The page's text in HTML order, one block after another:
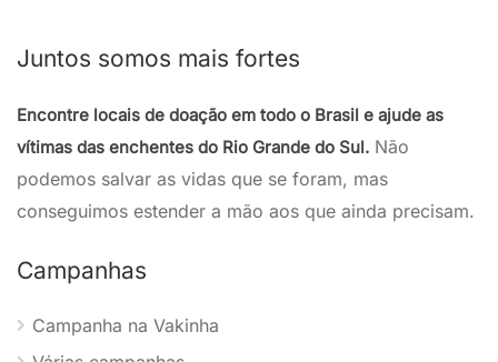
Juntos somos mais fortes
Encontre locais de doação em todo o Brasil e ajude as
vítimas das enchentes do Rio Grande do Sul. Não
podemos salvar as vidas que se foram, mas
conseguimos estender a mão aos que ainda precisam.
Campanhas
Campanha na Vakinha